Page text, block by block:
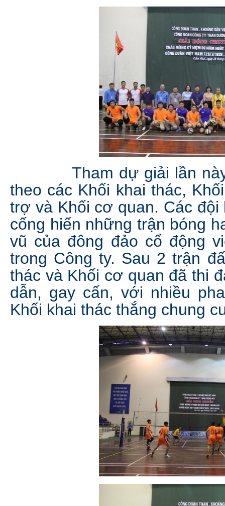
Tham dự giải lần này
theo các Khối khai thác,
trợ và Khối cơ quan. Các
cống hiến những trận bóng
vũ của đông đảo cổ động
trong Công ty. Sau 2 trận
thác và Khối cơ quan đã thi
dẫn, gay cấn, với nhiều
Khối khai thác thắng chung